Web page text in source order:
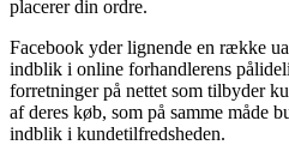
placerer din ordre.
Facebook yder lignende en række
indblik i online forhandlerens
forretninger på nettet som tilbyder
af deres køb, som på samme måde
indblik i kundetilfredsheden.